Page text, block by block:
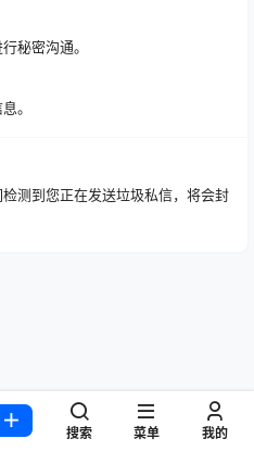
秘密沟通。
。
测到您正在发送垃圾私信，将会封
搜索 菜单 我的